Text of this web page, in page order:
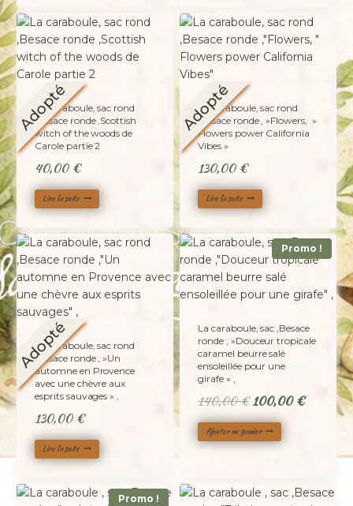
Adopté
La caraboule, sac rond
,Besace ronde ,Scottish
witch of the woods de
Carole partie 2
40,00 €
Lire la suite
Adopté
La caraboule, sac rond
,Besace ronde , »Flowers, »
Flowers power California
Vibes »
130,00 €
Lire la suite
Adopté
La caraboule, sac rond
,Besace ronde , »Un
automne en Provence
avec une chèvre aux
esprits sauvages » ,
130,00 €
Lire la suite
Promo !
La caraboule, sac ,Besace
ronde , »Douceur tropicale
caramel beurre salé
ensoleillée pour une
girafe » ,
140,00€ Le
prix
initial
100,00€Le
Ajouter au panier
Promo !